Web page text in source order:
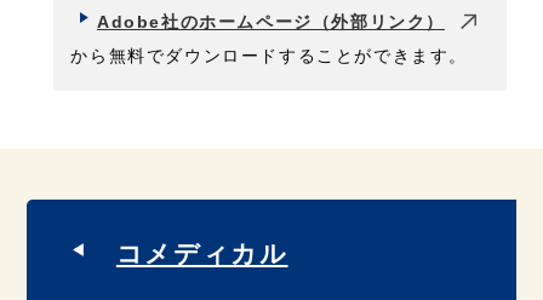
Adobe社のホームページ（外部リンク）
から無料でダウンロードすることができます。
コメディカル